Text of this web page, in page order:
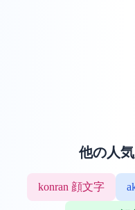
他の人
konran 顔文字